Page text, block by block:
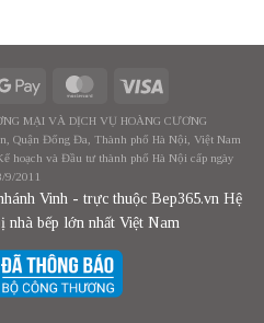
MẠI VÀ DỊCH VỤ HOÀNG CƯƠNG
Quận Đống Đa, Thành phố Hà Nội, Việt Nam
hoạch và Đầu tư thành phố Hà Nội cấp ngày
9/2011
Vinh - trực thuộc Bep365.vn Hệ
nhà bếp lớn nhất Việt Nam